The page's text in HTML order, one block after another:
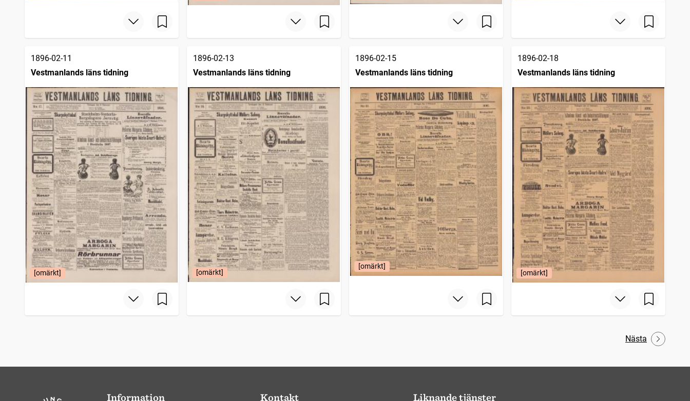
1896-02-11
Vestmanlands läns tidning
[omärkt]
1896-02-13
Vestmanlands läns tidning
[omärkt]
1896-02-15
Vestmanlands läns tidning
[omärkt]
1896-02-18
Vestmanlands läns tidning
[omärkt]
Nästa
Information Kontakt Liknande tjänster